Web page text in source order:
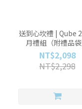
送到心坎禮 | Qube
月禮組（附禮品袋
NT$2,098
NT$2,298